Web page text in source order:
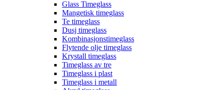
Glass Timeglass
Mangetisk timeglass
Te timeglass
Dusj timeglass
Kombinasjonstimeglass
Flytende olje timeglass
Krystall timeglass
Timeglass av tre
Timeglass i plast
Timeglass i metall